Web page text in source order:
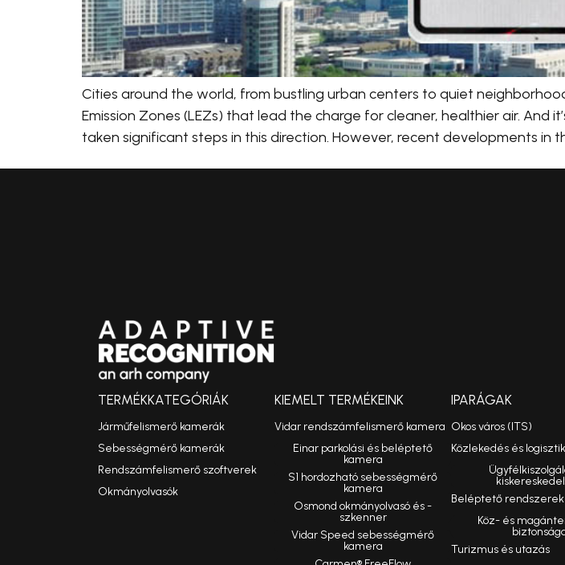
Cities around the world, from bustling urban centers to quiet
Emission Zones (LEZs) that lead the charge for cleaner, healthier air.
taken significant steps in this direction. However, recent developments in
TERMÉKKATEGÓRIÁK
Járműfelismerő kamerák
Sebességmérő kamerák
Rendszámfelismerő szoftverek
Okmányolvasók
KIEMELT TERMÉKEINK
Vidar rendszámfelismerő kamera
Einar parkolási és beléptető
kamera
S1 hordozható sebességmérő
kamera
Osmond okmányolvasó és -
szkenner
Vidar Speed sebességmérő
kamera
IPARÁGAK
Okos város (ITS)
Közlekedés és
Beléptető rendszerek
Köz- és
Turizmus és utazás